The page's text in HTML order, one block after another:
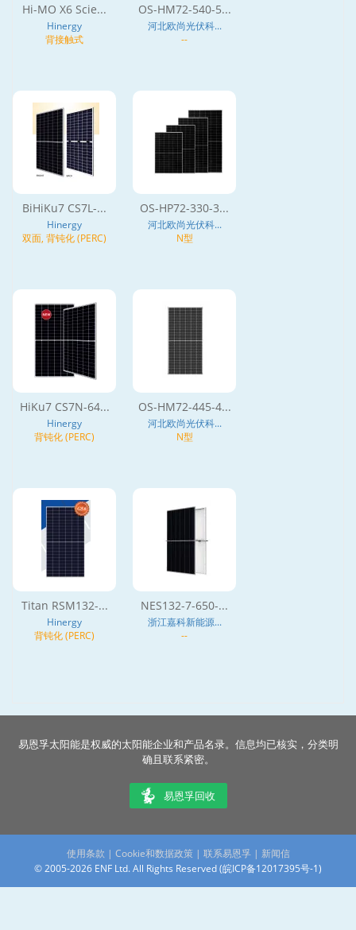
Hi-MO X6 Scie...
Hinergy
背接触式
OS-HM72-540-5...
河北欧尚光伏科...
--
BiHiKu7 CS7L-...
Hinergy
双面, 背钝化 (PERC)
OS-HP72-330-3...
河北欧尚光伏科...
N型
HiKu7 CS7N-64...
Hinergy
背钝化 (PERC)
OS-HM72-445-4...
河北欧尚光伏科...
N型
Titan RSM132-...
Hinergy
背钝化 (PERC)
NES132-7-650-...
浙江嘉科新能源...
--
易恩孚太阳能是权威的太阳能企业和产品名录。信息均已核实，分类明
确且联系紧密。
易恩孚回收
使用条款 | Cookie和数据政策| 联系易恩孚 | 新闻信
© 2005-2026 ENF Ltd. All Rights Reserved (皖ICP备12017395号-1)